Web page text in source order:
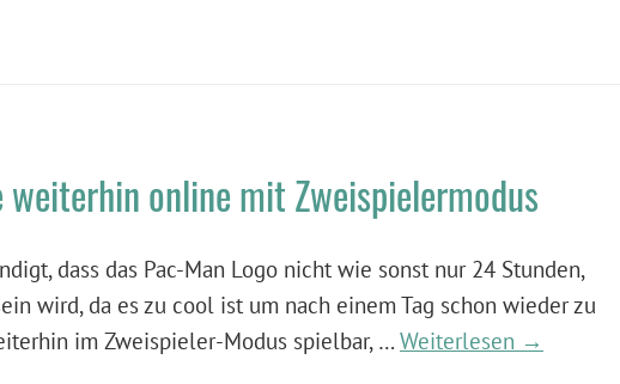
weiterhin online mit Zweispielermodus
dass das Pac-Man Logo nicht wie sonst nur 24 Stunden,
wird, da es zu cool ist um nach einem Tag schon wieder zu
im Zweispieler-Modus spielbar, … Weiterlesen →